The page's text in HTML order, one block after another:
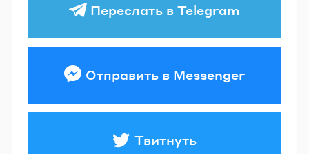
Переслать в Telegram
Отправить в Messenger
Твитнуть